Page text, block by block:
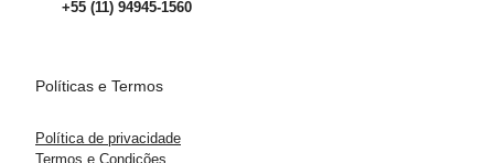
+55 (11) 94945-1560
Políticas e Termos
Política de privacidade
Termos e Condições